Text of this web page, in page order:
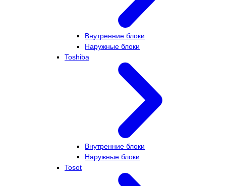
Внутренние блоки
Наружные блоки
Toshiba
Внутренние блоки
Наружные блоки
Tosot